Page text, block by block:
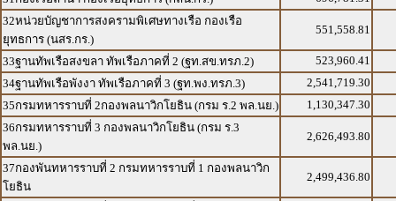
32หน่วยบัญชาการสงครามพิเศษทางเรือ กองเรือ
ยุทธการ (นสร.กร.)
551,558.81
33ฐานทัพเรือสงขลา ทัพเรือภาคที่ 2 (ฐท.สข.ทรภ.2)
523,960.41
34ฐานทัพเรือพังงา ทัพเรือภาคที่ 3 (ฐท.พง.ทรภ.3)
2,541,719.30
35กรมทหารราบที่ 2กองพลนาวิกโยธิน (กรม ร.2 พล.นย.)
1,130,347.30
36กรมทหารราบที่ 3 กองพลนาวิกโยธิน (กรม ร.3
พล.นย.)
2,626,493.80
37กองพันทหารราบที่ 2 กรมทหารราบที่ 1 กองพลนาวิก
โยธิน
2,499,436.80